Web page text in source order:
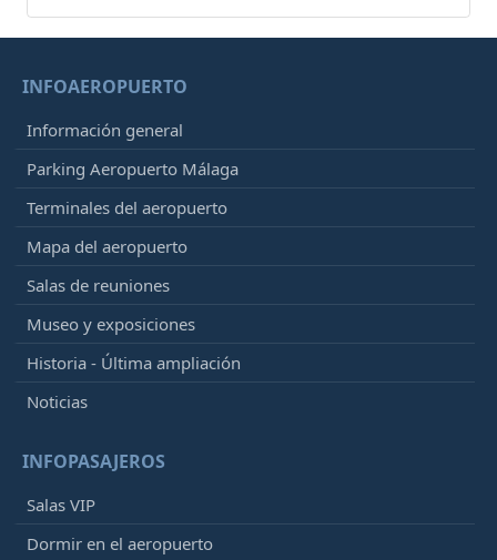
INFOAEROPUERTO
Información general
Parking Aeropuerto Málaga
Terminales del aeropuerto
Mapa del aeropuerto
Salas de reuniones
Museo y exposiciones
Historia - Última ampliación
Noticias
INFOPASAJEROS
Salas VIP
Dormir en el aeropuerto